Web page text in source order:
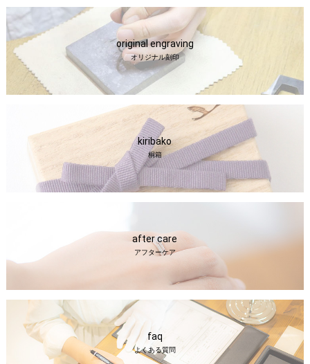
original engraving
オリジナル刻印
kiribako
桐箱
after care
アフターケア
faq
よくある質問